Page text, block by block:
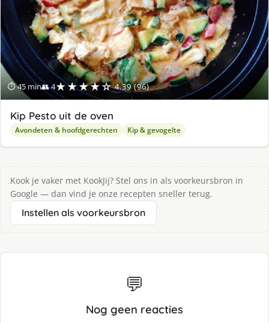
⏱ 45 min👥 4★★★★☆ 4.39 (96)
Kip Pesto uit de oven
Avondeten & hoofdgerechten Kip & gevogelte
Kook je vaker met KookJij? Stel ons in als voorkeursbron in
Google — dan vind je onze recepten sneller terug.
Instellen als voorkeursbron
💬
Nog geen reacties